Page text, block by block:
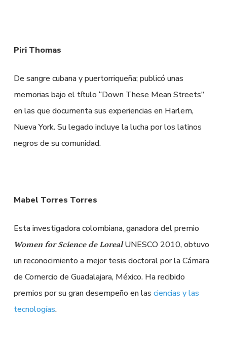
Piri Thomas
De sangre cubana y puertorriqueña; publicó unas
memorias bajo el título “Down These Mean Streets”
en las que documenta sus experiencias en Harlem,
Nueva York. Su legado incluye la lucha por los latinos
negros de su comunidad.
Mabel Torres Torres
Esta investigadora colombiana, ganadora del premio
Women for Science de LorealUNESCO 2010, obtuvo
un reconocimiento a mejor tesis doctoral por la Cámara
de Comercio de Guadalajara, México. Ha recibido
premios por su gran desempeño en las ciencias y las
tecnologías.